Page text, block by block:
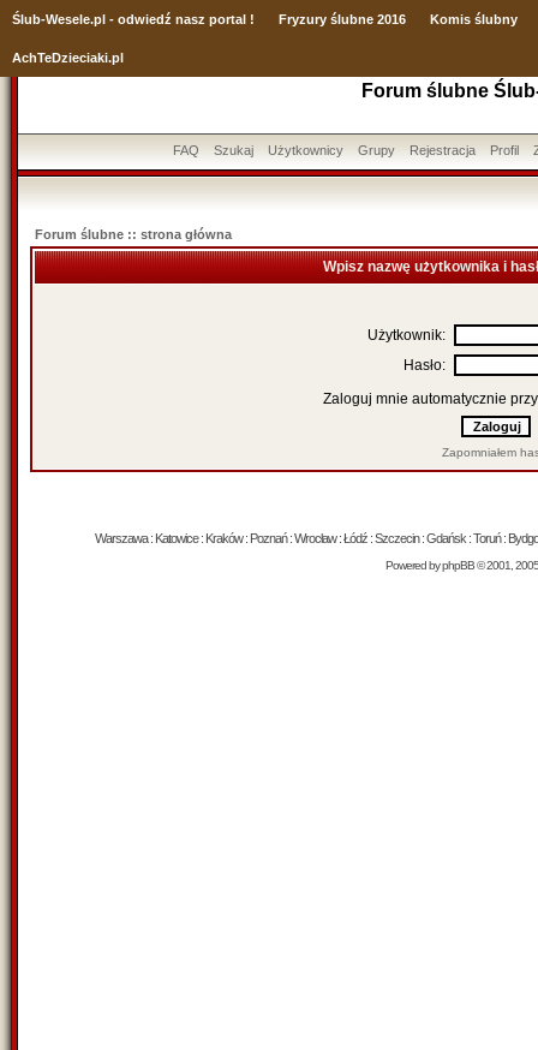
Ślub-Wesele.pl - odwiedź nasz portal ! Fryzury ślubne 2016 Komis ślubny
AchTeDzieciaki.pl
Forum ślubne
FAQ Szukaj Użytkownicy Grupy Rejestracja Profil
Forum ślubne :: strona główna
Wpisz nazwę użytkownika i
Użytkownik:
Hasło:
Zaloguj mnie automatycznie
Zapomniałem
Warszawa : Katowice : Kraków : Poznań : Wrocław : Łódź : Szczecin : Gdańsk : Toruń :
Powered byphpBB© 2001,